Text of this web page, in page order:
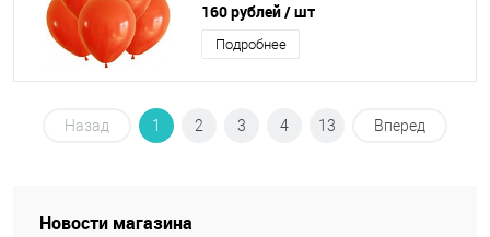
160 рублей/ шт
Подробнее
Назад 1 2 3 4 13 Вперед
Новости магазина